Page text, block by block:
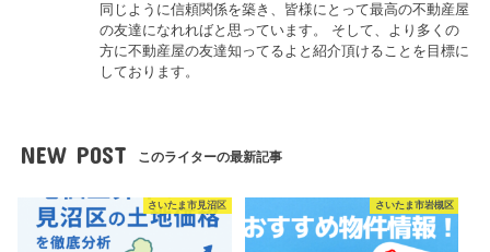
同じように信頼関係を築き、皆様にとって最高の不動産屋
の友達になれればと思っています。 そして、より多くの
方に不動産屋の友達知ってるよと紹介頂けることを目標に
しております。
NEW POST このライターの最新記事
さいたま市見沼区 さいたま市岩槻区